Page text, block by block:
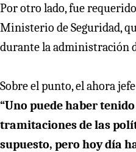
Por otro lado, fue
Ministerio de Seguridad,
durante la administración
Sobre el punto, el ahora
“Uno puede haber
tramitaciones de las
supuesto, pero hoy día